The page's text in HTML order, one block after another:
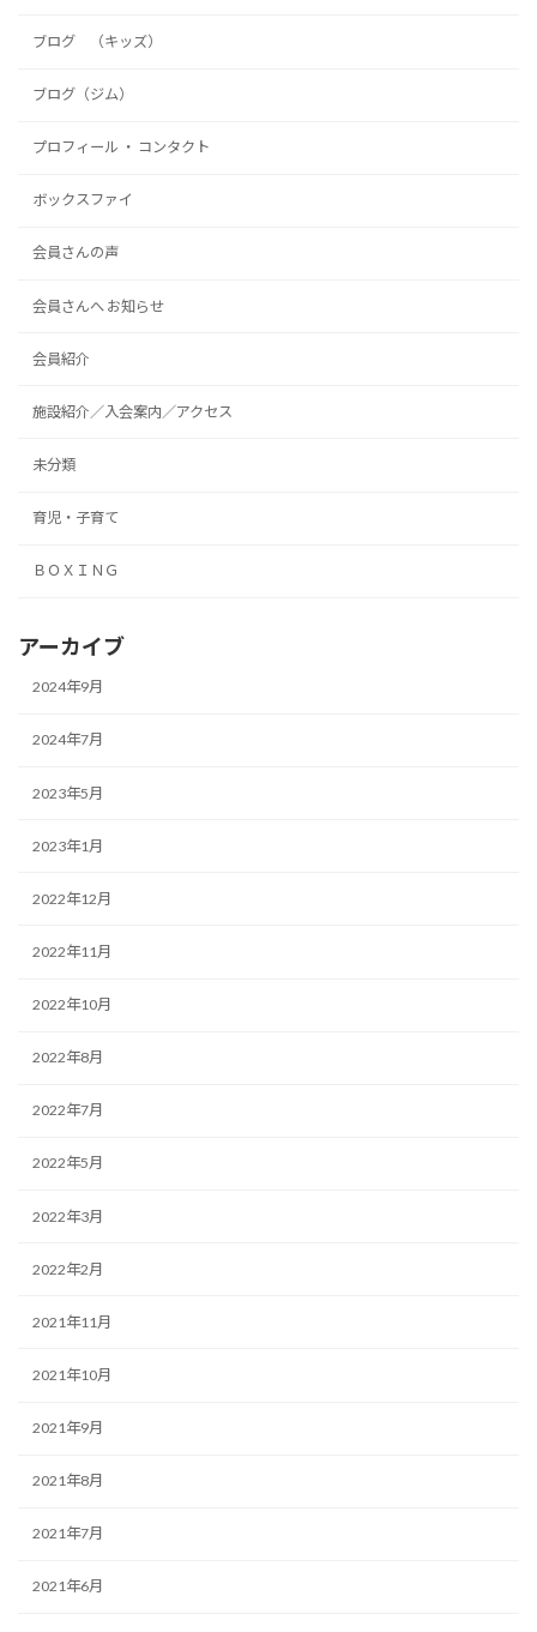
ブログ （キッズ）
ブログ（ジム）
プロフィール ・ コンタクト
ボックスファイ
会員さんの声
会員さんへ お知らせ
会員紹介
施設紹介／入会案内／アクセス
未分類
育児・子育て
ＢＯＸＩＮＧ
アーカイブ
2024年9月
2024年7月
2023年5月
2023年1月
2022年12月
2022年11月
2022年10月
2022年8月
2022年7月
2022年5月
2022年3月
2022年2月
2021年11月
2021年10月
2021年9月
2021年8月
2021年7月
2021年6月